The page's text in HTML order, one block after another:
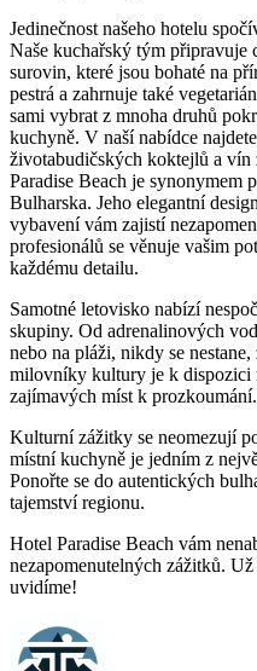
Jedinečnost našeho hotelu
Naše kuchařský tým
surovin, které jsou bohaté na
pestrá a zahrnuje také
sami vybrat z mnoha druhů
kuchyně. V naší nabídce
životabudičských koktejlů a
Paradise Beach je synonymem
Bulharska. Jeho elegantní
vybavení vám zajistí
profesionálů se věnuje vašim
každému detailu.
Samotné letovisko nabízí
skupiny. Od adrenalinových
nebo na pláži, nikdy se
milovníky kultury je k dispozici
zajímavých míst k prozkoumání.
Kulturní zážitky se neomezují
místní kuchyně je jedním z
Ponořte se do autentických
tajemství regionu.
Hotel Paradise Beach vám
nezapomenutelných zážitků.
uvidíme!